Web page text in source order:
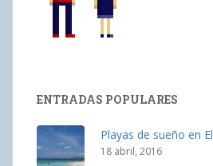
ENTRADAS POPULARES
Playas de sueño en
18 abril, 2016